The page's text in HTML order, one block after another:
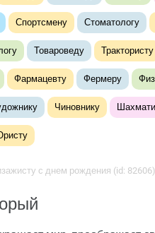
Спортсмену Стоматологу
Товароведу Трактористу
Фармацевту Фермеру
Чиновнику
с днем рождения (id: 82606)